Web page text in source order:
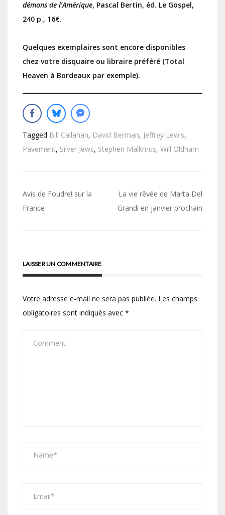
démons de l’Amérique, Pascal Bertin, éd. Le Gospel,
240 p., 16€.
Quelques exemplaires sont encore disponibles
chez votre disquaire ou libraire préféré (Total
Heaven à Bordeaux par exemple).
Tagged Bill Callahan, David Berman, Jeffrey Lewis,
Pavement, Silver Jews, Stephen Malkmus, Will Oldham
Navigation
de
Avis de Foudre! sur la
France
La vie rêvée de Marta Del
Grandi en janvier prochain
LAISSER UN COMMENTAIRE
Votre adresse e-mail ne sera pas publiée. Les champs
obligatoires sont indiqués avec *